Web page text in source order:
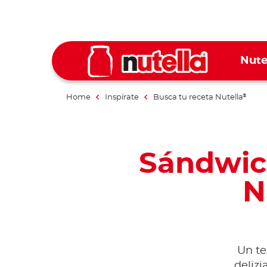
Home Inspírate Busca tu receta Nutella®
Un